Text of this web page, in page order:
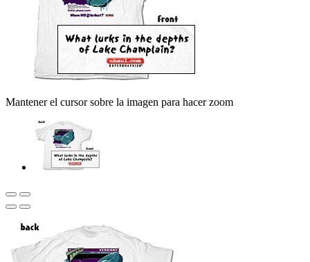
Mantener el cursor sobre la imagen para hacer zoom